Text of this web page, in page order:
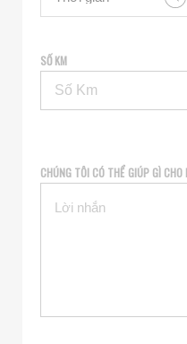
SỐ KM
CHÚNG TÔI CÓ THỂ GIÚP GÌ CHO